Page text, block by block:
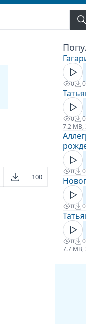
100
0 0
0 0
7.2 MB,
0 0
0 0
0 0
7.7 MB,